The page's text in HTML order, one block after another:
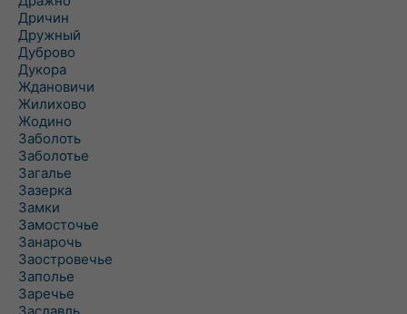
Дричин
Дружный
Дуброво
Дукора
Ждановичи
Жилихово
Жодино
Заболоть
Заболотье
Загалье
Зазерка
Замки
Замосточье
Занарочь
Заостровечье
Заполье
Заречье